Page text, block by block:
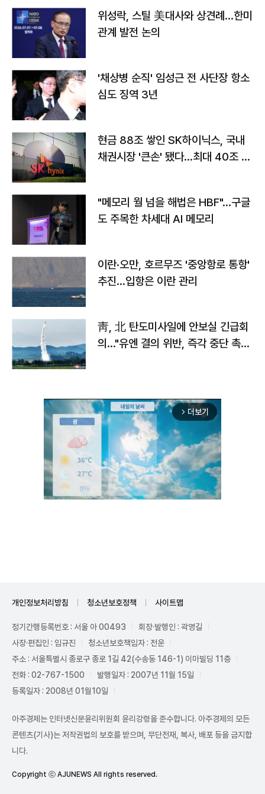
위성락, 스틸 美대사와 상견례…한미
관계 발전 논의
'채상병 순직' 임성근 전 사단장 항소
심도 징역 3년
현금 88조 쌓인 SK하이닉스, 국내
채권시장 '큰손' 됐다…최대 40조 투
"메모리 월 넘을 해법은 HBF"…구글
도 주목한 차세대 AI 메모리
이란·오만, 호르무즈 '중앙항로 통항'
추진…입항은 이란 관리
靑, 北 탄도미사일에 안보실 긴급회
의…"유엔 결의 위반, 즉각 중단 촉
arrow_forward_ios 더보기
개인정보처리방침 청소년보호정책 사이트맵
정기간행등록번호 : 서울 아 00493
회장·발행인 : 곽영길
사장·편집인 : 임규진
청소년보호책임자 : 전운
주소 : 서울특별시 종로구 종로 1길 42(수송동 146-1) 이마빌딩 11층
전화 : 02-767-1500
발행일자 : 2007년 11월 15일
등록일자 : 2008년 01월10일
아주경제는 인터넷신문윤리위원회 윤리강령을 준수합니다. 아주경제의 모든
콘텐츠(기사)는 저작권법의 보호를 받으며, 무단전재, 복사, 배포 등을 금지합
니다.
Copyright ⓒ AJUNEWS All rights reserved.